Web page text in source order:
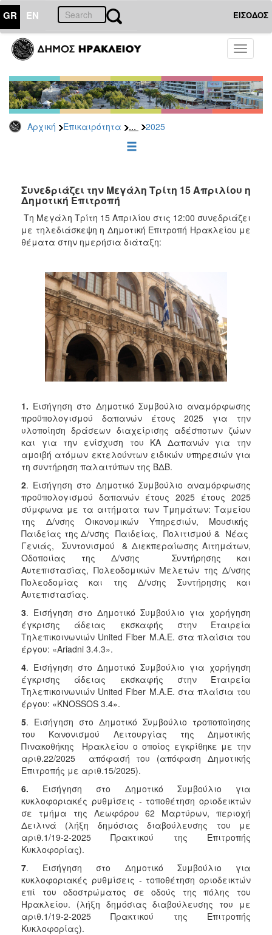
GR EN ΕΙΣΟΔΟΣ
Toggle
Αρχική Επικαιρότητα ... 2025
ΕΠΙΚΑΙΡΟΤΗΤΑ
Τύπου
Αρχείο
2026
2025
2022
2021
2020
2019
2017
2016
2015
2013
2012
2011
2006
ΔΗΜΟΤΗΣ
ΕΠΙΣΚΕΠΤΗΣ
ΗΡΑΚΛΕΙΟ
Συνεδριάζει την Μεγάλη Τρίτη 15 Απριλίου η
Δημοτική Επιτροπή
Τη Μεγάλη Τρίτη 15 Απριλίου στις 12:00 συνεδριάζει
με τηλεδιάσκεψη η Δημοτική Επιτροπή Ηρακλείου με
θέματα στην ημερήσια διάταξη:
1. Εισήγηση στο Δημοτικό Συμβούλιο αναμόρφωσης
προϋπολογισμού δαπανών έτους 2025 για την
υλοποίηση δράσεων διαχείρισης αδέσποτων ζώων
και για την ενίσχυση του ΚΑ Δαπανών για την
αμοιβή ατόμων εκτελούντων ειδικών υπηρεσιών για
τη συντήρηση παλαιτύπων της ΒΔΒ.
2. Εισήγηση στο Δημοτικό Συμβούλιο αναμόρφωσης
προϋπολογισμού δαπανών έτους 2025 έτους 2025
σύμφωνα με τα αιτήματα των Τμημάτων: Ταμείου
της Δ/νσης Οικονομικών Υπηρεσιών, Μουσικής
Παιδείας της Δ/νσης Παιδείας, Πολιτισμού & Νέας
Γενιάς, Συντονισμού & Διεκπεραίωσης Αιτημάτων,
Οδοποιίας της Δ/νσης Συντήρησης και
Αυτεπιστασίας, Πολεοδομικών Μελετών της Δ/νσης
Πολεοδομίας και της Δ/νσης Συντήρησης και
Αυτεπιστασίας.
3. Εισήγηση στο Δημοτικό Συμβούλιο για χορήγηση
έγκρισης άδειας εκσκαφής στην Εταιρεία
Τηλεπικοινωνιών United Fiber M.A.E. στα πλαίσια του
έργου: «Ariadni 3.4.3».
4. Εισήγηση στο Δημοτικό Συμβούλιο για χορήγηση
έγκρισης άδειας εκσκαφής στην Εταιρεία
Τηλεπικοινωνιών United Fiber M.A.E. στα πλαίσια του
έργου: «KNOSSOS 3.4».
5. Εισήγηση στο Δημοτικό Συμβούλιο τροποποίησης
του Κανονισμού Λειτουργίας της Δημοτικής
Πινακοθήκης Ηρακλείου ο οποίος εγκρίθηκε με την
αριθ.22/2025 απόφασή του (απόφαση Δημοτικής
Επιτροπής με αριθ.15/2025).
6. Εισήγηση στο Δημοτικό Συμβούλιο για
κυκλοφοριακές ρυθμίσεις - τοποθέτηση οριοδεικτών
σε τμήμα της Λεωφόρου 62 Μαρτύρων, περιοχή
Δειλινά (λήξη δημόσιας διαβούλευσης του με
αριθ.1/19-2-2025 Πρακτικού της Επιτροπής
Κυκλοφορίας).
7. Εισήγηση στο Δημοτικό Συμβούλιο για
κυκλοφοριακές ρυθμίσεις - τοποθέτηση οριοδεικτών
επί του οδοστρώματος σε οδούς της πόλης του
Ηρακλείου. (λήξη δημόσιας διαβούλευσης του με
αριθ.1/19-2-2025 Πρακτικού της Επιτροπής
Κυκλοφορίας).